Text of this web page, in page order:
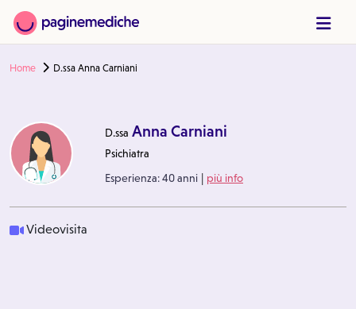
Home D.ssa Anna Carniani
D.ssa Anna Carniani
Psichiatra
Esperienza:40 anni | più info
Videovisita